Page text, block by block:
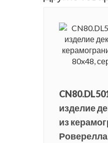
изделие
из